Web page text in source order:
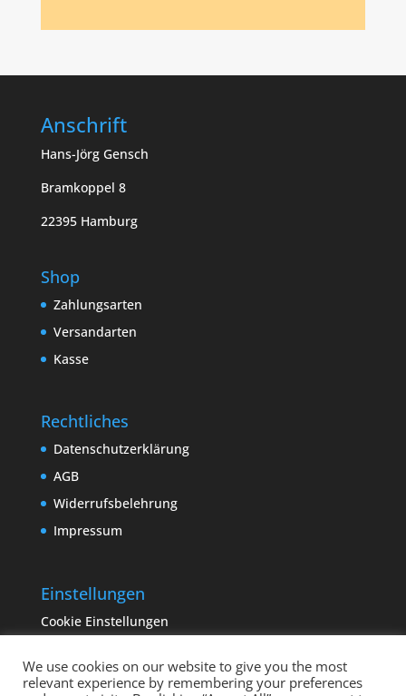
Anschrift
Hans-Jörg Gensch
Bramkoppel 8
22395 Hamburg
Shop
Zahlungsarten
Versandarten
Kasse
Rechtliches
Datenschutzerklärung
AGB
Widerrufsbelehrung
Impressum
Einstellungen
Cookie Einstellungen
We use cookies on our website to give you the most
relevant experience by remembering your preferences